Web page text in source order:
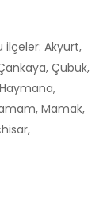
ilçeler: Akyurt,
Çubuk,
Mamak,